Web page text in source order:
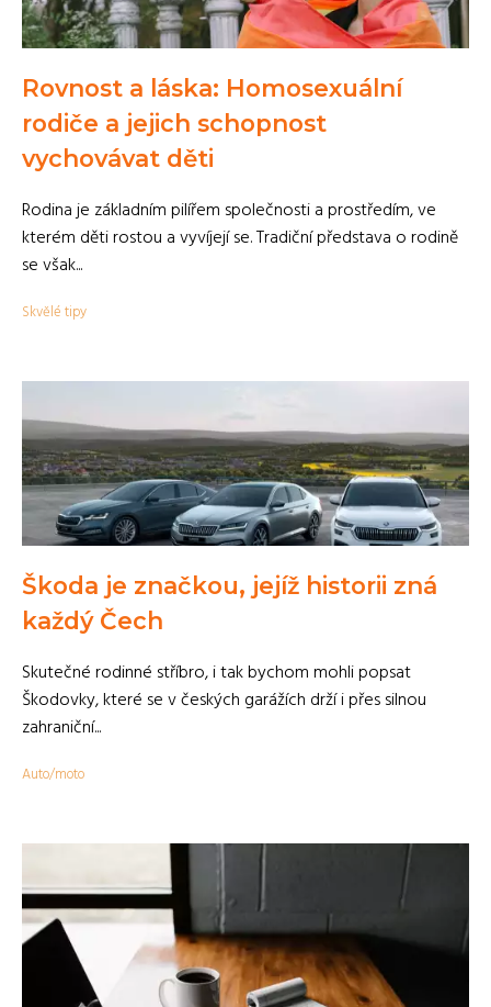
Rovnost a láska: Homosexuální
rodiče a jejich schopnost
vychovávat děti
Rodina je základním pilířem společnosti a prostředím, ve
kterém děti rostou a vyvíjejí se. Tradiční představa o rodině
se však...
Skvělé tipy
Škoda je značkou, jejíž historii zná
každý Čech
Skutečné rodinné stříbro, i tak bychom mohli popsat
Škodovky, které se v českých garážích drží i přes silnou
zahraniční...
Auto/moto